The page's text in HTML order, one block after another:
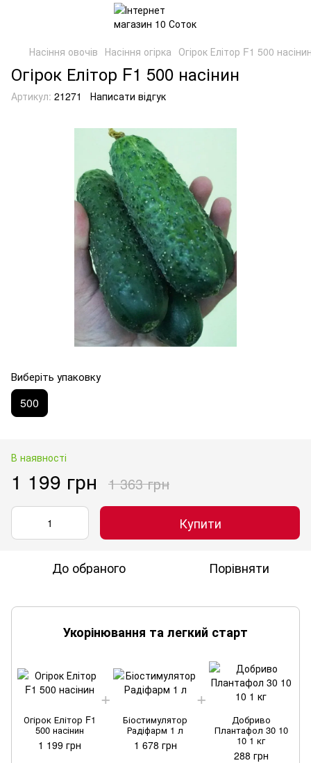
Насіння овочів Насіння огірка Огірок Елітор F1 500
Огірок Елітор F1 500 насінин
Артикул: 21271 Написати відгук
Виберіть упаковку
500
В наявності
1 199 грн 1 363 грн
Купити
До обраного Порівняти
Укорінювання та легкий старт
Огірок Елітор F1
500 насінин
1 199 грн
Біостимулятор
Радіфарм 1 л
1 678 грн
Добриво
Плантафол 30 10
10 1 кг
288 грн